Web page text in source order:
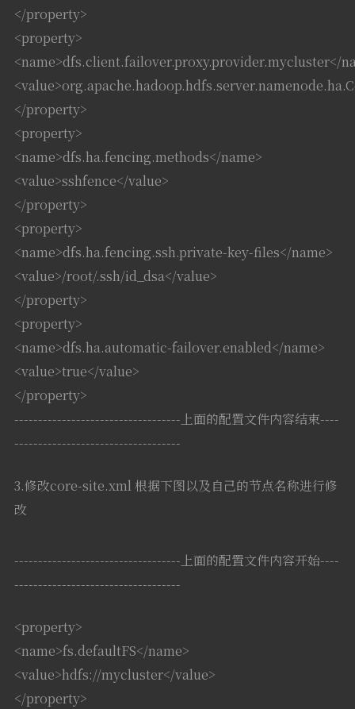
</property>
<property>
<name>dfs.client.failover.proxy.provider.mycluster</
</property>
<property>
<name>dfs.ha.fencing.methods</name>
<value>sshfence</value>
</property>
<property>
<name>dfs.ha.fencing.ssh.private-key-files</name>
<value>/root/.ssh/id_dsa</value>
</property>
<property>
<name>dfs.ha.automatic-failover.enabled</name>
<value>true</value>
</property>
-----------------------------------上面的配置文件内容结束----
-----------------------------------
3.修改core-site.xml 根据下图以及自己的节点名称进行修
改
-----------------------------------上面的配置文件内容开始----
-----------------------------------
<property>
<name>fs.defaultFS</name>
<value>hdfs://mycluster</value>
</property>